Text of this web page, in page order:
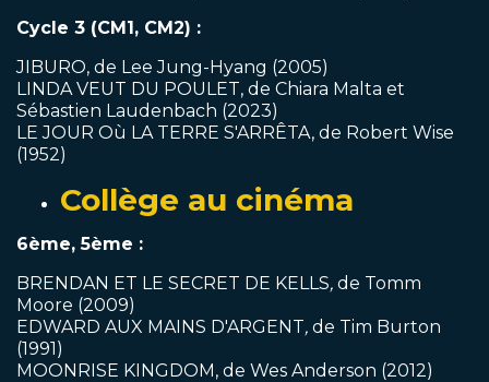
Cycle 3 (CM1, CM2) :
JIBURO, de Lee Jung-Hyang (2005)
LINDA VEUT DU POULET, de Chiara Malta et
Sébastien Laudenbach (2023)
LE JOUR Où LA TERRE S'ARRÊTA, de Robert Wise
(1952)
Collège au cinéma
6ème, 5ème :
BRENDAN ET LE SECRET DE KELLS, de Tomm
Moore (2009)
EDWARD AUX MAINS D'ARGENT, de Tim Burton
(1991)
MOONRISE KINGDOM, de Wes Anderson (2012)